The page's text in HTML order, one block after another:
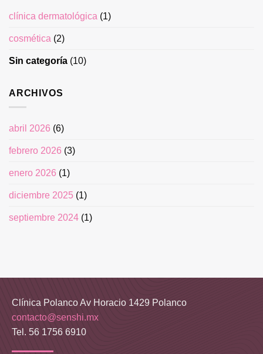
clínica dermatológica (1)
cosmética (2)
Sin categoría (10)
ARCHIVOS
abril 2026 (6)
febrero 2026 (3)
enero 2026 (1)
diciembre 2025 (1)
septiembre 2024 (1)
Clínica Polanco Av Horacio 1429 Polanco
contacto@senshi.mx
Tel. 56 1756 6910